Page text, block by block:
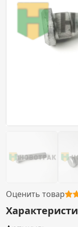
Оценить товар